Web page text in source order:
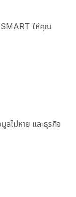
SMART ให้คุณ
ลไม่หาย และธุรกิจ